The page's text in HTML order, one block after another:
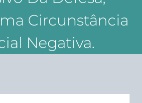
Circunstância
Negativa.